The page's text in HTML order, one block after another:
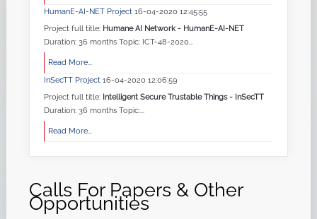
HumanE-AI-NET Project 16-04-2020 12:45:55
Project full title: Humane AI Network - HumanE-AI-NET
Duration: 36 months Topic: ICT-48-2020...
Read More...
InSecTT Project 16-04-2020 12:06:59
Project full title: Intelligent Secure Trustable Things - InSecTT
Duration: 36 months Topic:...
Read More...
Calls For Papers & Other
Opportunities